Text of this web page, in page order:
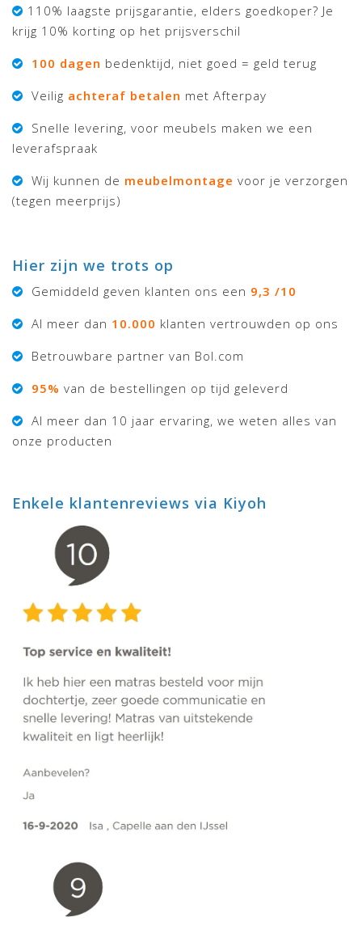
110% laagste prijsgarantie, elders goedkoper? Je
krijg 10% korting op het prijsverschil
100 dagen bedenktijd, niet goed = geld terug
Veilig achteraf betalen met Afterpay
Snelle levering, voor meubels maken we een
leverafspraak
Wij kunnen de meubelmontage voor je verzorgen
(tegen meerprijs)
Hier zijn we trots op
Gemiddeld geven klanten ons een 9,3 /10
Al meer dan 10.000 klanten vertrouwden op ons
Betrouwbare partner van Bol.com
95% van de bestellingen op tijd geleverd
Al meer dan 10 jaar ervaring, we weten alles van
onze producten
Enkele klantenreviews via Kiyoh